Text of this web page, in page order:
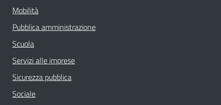
Mobilità
Pubblica amministrazione
Scuola
Servizi alle imprese
Sicurezza pubblica
Sociale